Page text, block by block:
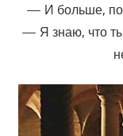
— И больше, по-
— Я знаю, что ты